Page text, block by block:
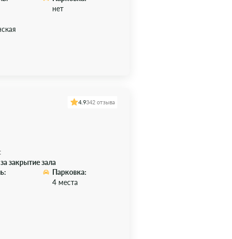
нет
4.9342 отзыва
закрытие зала
Парковка:
4 места